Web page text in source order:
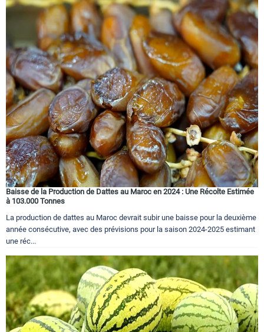
Baisse de la Production de Dattes au Maroc en 2024 : Une Récolte Estimée
à 103.000 Tonnes
La production de dattes au Maroc devrait subir une baisse pour la deuxième
année consécutive, avec des prévisions pour la saison 2024-2025 estimant
une réc...